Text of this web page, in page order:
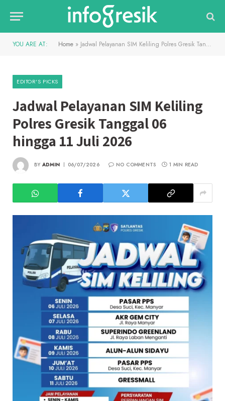
YOU ARE AT: Home » Jadwal Pelayanan SIM Keliling Polres Gresik Tanggal 06 hingga 11 Juli 2026
EDITOR'S PICKS
Jadwal Pelayanan SIM Keliling
Polres Gresik Tanggal 06
hingga 11 Juli 2026
BY ADMIN 06/07/2026 NO COMMENTS 1 MIN READ